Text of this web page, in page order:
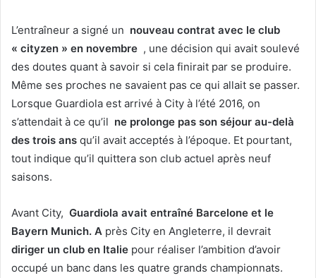
L’entraîneur a signé un nouveau contrat avec le club
« cityzen » en novembre , une décision qui avait soulevé
des doutes quant à savoir si cela finirait par se produire.
Même ses proches ne savaient pas ce qui allait se passer.
Lorsque Guardiola est arrivé à City à l’été 2016, on
s’attendait à ce qu’il ne prolonge pas son séjour au-delà
des trois ans qu’il avait acceptés à l’époque. Et pourtant,
tout indique qu’il quittera son club actuel après neuf
saisons.
Avant City, Guardiola avait entraîné Barcelone et le
Bayern Munich. A près City en Angleterre, il devrait
diriger un club en Italie pour réaliser l’ambition d’avoir
occupé un banc dans les quatre grands championnats.